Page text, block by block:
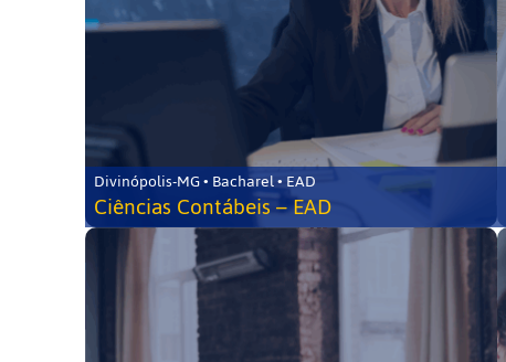
Divinópolis-MG • Bacharel • EAD
Ciências Contábeis – EAD